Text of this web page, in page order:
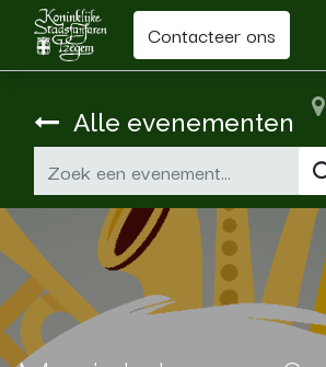
Contacteer ons
Alle evenementen